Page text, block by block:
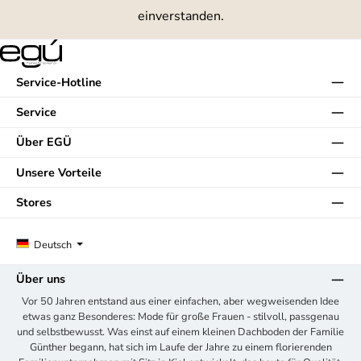
einverstanden.
Service-Hotline
Service
Über EGÜ
Unsere Vorteile
Deutsch
Stores
Über uns
Vor 50 Jahren entstand aus einer einfachen, aber wegweisenden Idee
etwas ganz Besonderes: Mode für große Frauen - stilvoll, passgenau
und selbstbewusst. Was einst auf einem kleinen Dachboden der Familie
Günther begann, hat sich im Laufe der Jahre zu einem florierenden